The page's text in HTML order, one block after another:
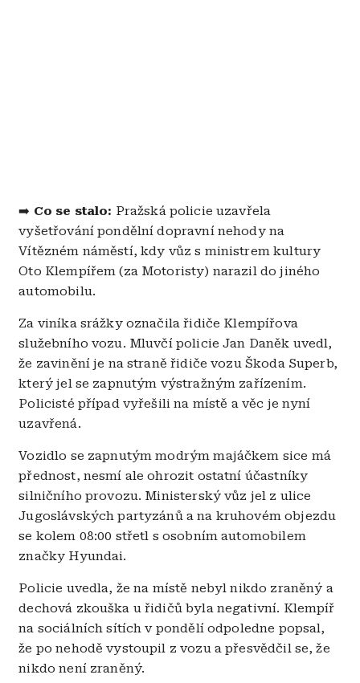
➡️ Co se stalo: Pražská policie uzavřela
vyšetřování pondělní dopravní nehody na
Vítězném náměstí, kdy vůz s ministrem kultury
Oto Klempířem (za Motoristy) narazil do jiného
automobilu.
Za viníka srážky označila řidiče Klempířova
služebního vozu. Mluvčí policie Jan Daněk uvedl,
že zavinění je na straně řidiče vozu Škoda Superb,
který jel se zapnutým výstražným zařízením.
Policisté případ vyřešili na místě a věc je nyní
uzavřená.
Vozidlo se zapnutým modrým majáčkem sice má
přednost, nesmí ale ohrozit ostatní účastníky
silničního provozu. Ministerský vůz jel z ulice
Jugoslávských partyzánů a na kruhovém objezdu
se kolem 08:00 střetl s osobním automobilem
značky Hyundai.
Policie uvedla, že na místě nebyl nikdo zraněný a
dechová zkouška u řidičů byla negativní. Klempíř
na sociálních sítích v pondělí odpoledne popsal,
že po nehodě vystoupil z vozu a přesvědčil se, že
nikdo není zraněný.